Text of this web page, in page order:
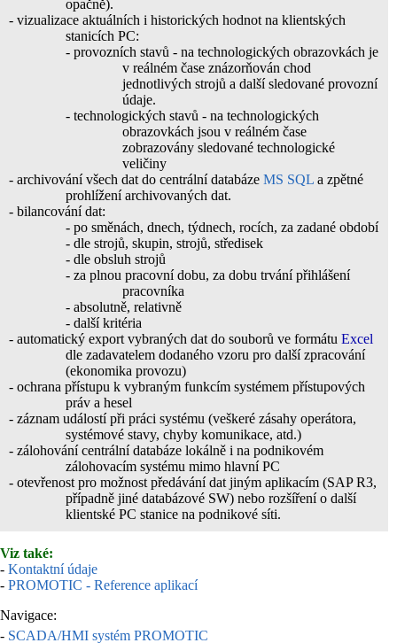
opačně).
- vizualizace aktuálních i historických hodnot na klientských
stanicích PC:
- provozních stavů - na technologických obrazovkách je
v reálném čase znázorňován chod
jednotlivých strojů a další sledované provozní
údaje.
- technologických stavů - na technologických
obrazovkách jsou v reálném čase
zobrazovány sledované technologické
veličiny
- archivování všech dat do centrální databáze MS SQL a zpětné
prohlížení archivovaných dat.
- bilancování dat:
- po směnách, dnech, týdnech, rocích, za zadané období
- dle strojů, skupin, strojů, středisek
- dle obsluh strojů
- za plnou pracovní dobu, za dobu trvání přihlášení
pracovníka
- absolutně, relativně
- další kritéria
- automatický export vybraných dat do souborů ve formátu Excel
dle zadavatelem dodaného vzoru pro další zpracování
(ekonomika provozu)
- ochrana přístupu k vybraným funkcím systémem přístupových
práv a hesel
- záznam událostí při práci systému (veškeré zásahy operátora,
systémové stavy, chyby komunikace, atd.)
- zálohování centrální databáze lokálně i na podnikovém
zálohovacím systému mimo hlavní PC
- otevřenost pro možnost předávání dat jiným aplikacím (SAP R3,
případně jiné databázové SW) nebo rozšíření o další
klientské PC stanice na podnikové síti.
Viz také:
- Kontaktní údaje
- PROMOTIC - Reference aplikací
Navigace:
- SCADA/HMI systém PROMOTIC